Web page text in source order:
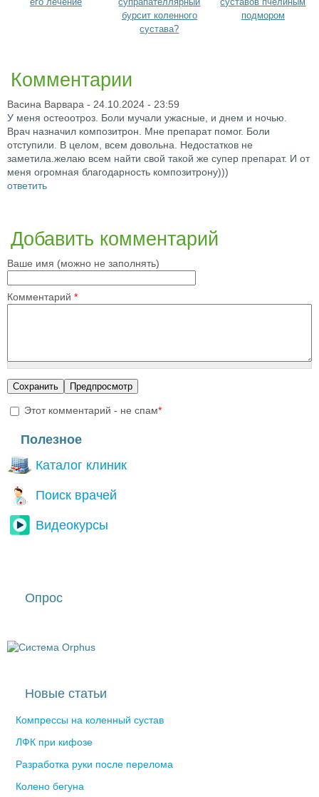
бурсит коленного
сустава?
подмором
Комментарии
Васина Варвара - 24.10.2024 - 23:59
У меня остеоотроз. Боли мучали ужасные, и днем и ночью.
Врач назначил композитрон. Мне препарат помог. Боли
отступили. В целом, всем довольна. Недостатков не
заметила.желаю всем найти свой такой же супер препарат. И от
меня огромная благодарность композитрону)))
ответить
Добавить комментарий
Ваше имя (можно не заполнять)
Комментарий *
Этот комментарий - не спам*
Полезное
Каталог клиник
Поиск врачей
Видеокурсы
Опрос
Новые статьи
Компрессы на коленный сустав
ЛФК при кифозе
Разработка руки после перелома
Колено бегуна